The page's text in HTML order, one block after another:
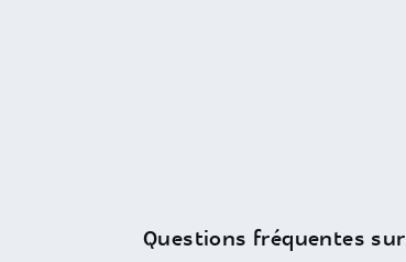
Questions fréquentes